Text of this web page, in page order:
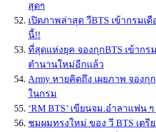
สุดๆ
เปิดภาพล่าสุด วีBTS เข้ากรมเ
นี้!!
ที่สุดเเห่งยุค จองกุกBTS เข้าก
ตำนานใหม่อีกเเล้ว
Army หายคิดถึง เผยภาพ จองกุ
ในกรม
‘RM BTS’ เขียนจม.อำลาแฟน
ชมผมทรงใหม่ ของ วี BTS เต